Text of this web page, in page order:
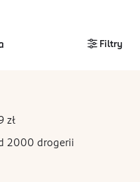
Filtry
zł
2000 drogerii